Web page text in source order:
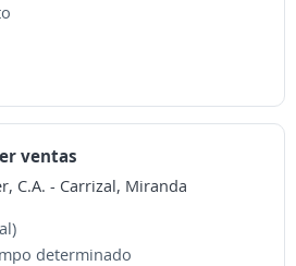
ventas
C.A. - Carrizal, Miranda
determinado